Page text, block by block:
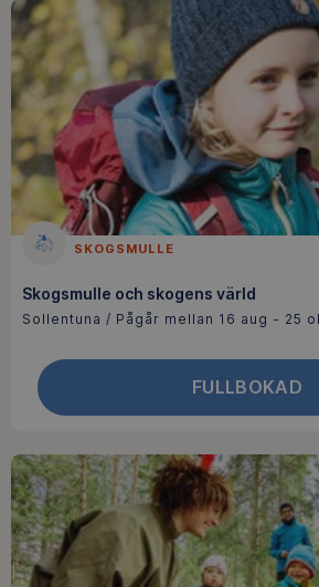
SKOGSMULLE
Skogsmulle och skogens värld
Sollentuna / Pågår mellan 16 aug - 25
FULLBOKAD